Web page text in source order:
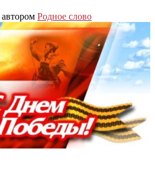
автором Родное слово